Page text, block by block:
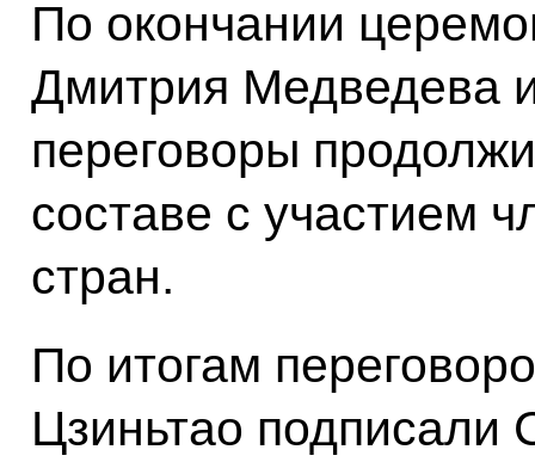
По окончании
Дмитрия Медведева
переговоры
составе с участием
стран.
По итогам
Цзиньтао